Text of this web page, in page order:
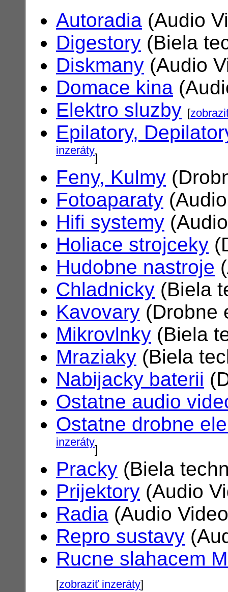
Autoradia (Audio
Digestory (Biela
Diskmany (Audio
Domace kina
Elektro sluzby [
Epilatory,
inzeráty]
Feny, Kulmy
Fotoaparaty
Hifi systemy
Holiace strojceky
Hudobne nastroje
Chladnicky (Biela
Kavovary (Drobne
Mikrovlnky (Biela
Mraziaky (Biela
Nabijacky baterii
Ostatne audio
Ostatne drobne
inzeráty]
Pracky (Biela
Prijektory (Audio
Radia (Audio
Repro sustavy
Rucne slahacem
[zobraziť inzeráty]